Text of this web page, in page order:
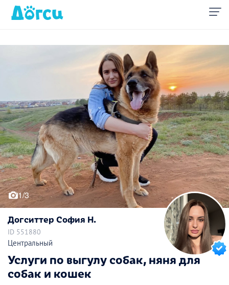
1/3
Догситтер София Н.
ID 551880
Центральный
Услуги по выгулу собак, няня для
собак и кошек